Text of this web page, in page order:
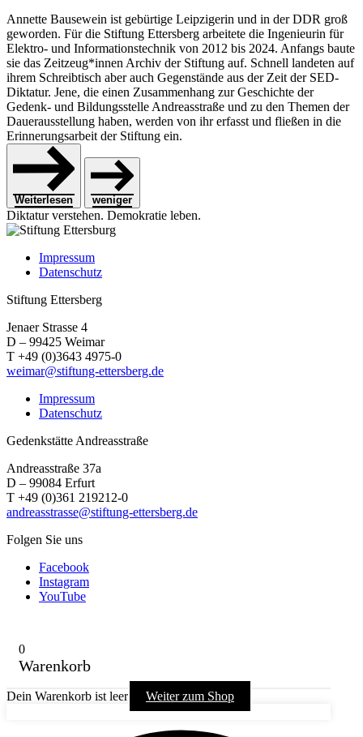
Annette Bausewein ist gebürtige Leipzigerin und in der DDR groß
geworden. Für die Stiftung Ettersberg arbeitete die Ingenieurin für
Elektro- und Informationstechnik von 2012 bis 2024. Anfangs baute
sie das Zeitzeug*innen Archiv der Stiftung auf. Schnell landeten auf
ihrem Schreibtisch aber auch Gegenstände aus der Zeit der SED-
Diktatur. Jene, die einen Zusammenhang zur Geschichte der
Gedenk- und Bildungsstelle Andreasstraße und zu den Themen der
Dauerausstellung haben, werden von ihr erfasst und fließen in die
Erinnerungsarbeit der Stiftung ein.
Weiterlesen weniger
Diktatur verstehen. Demokratie leben.
Impressum
Datenschutz
Stiftung Ettersberg
Jenaer Strasse 4
D – 99425 Weimar
T +49 (0)3643 4975-0
weimar@stiftung-ettersberg.de
Impressum
Datenschutz
Gedenkstätte Andreasstraße
Andreasstraße 37a
D – 99084 Erfurt
T +49 (0)361 219212-0
andreasstrasse@stiftung-ettersberg.de
Folgen Sie uns
Facebook
Instagram
YouTube
0
Warenkorb
Dein Warenkorb ist leer Weiter zum Shop